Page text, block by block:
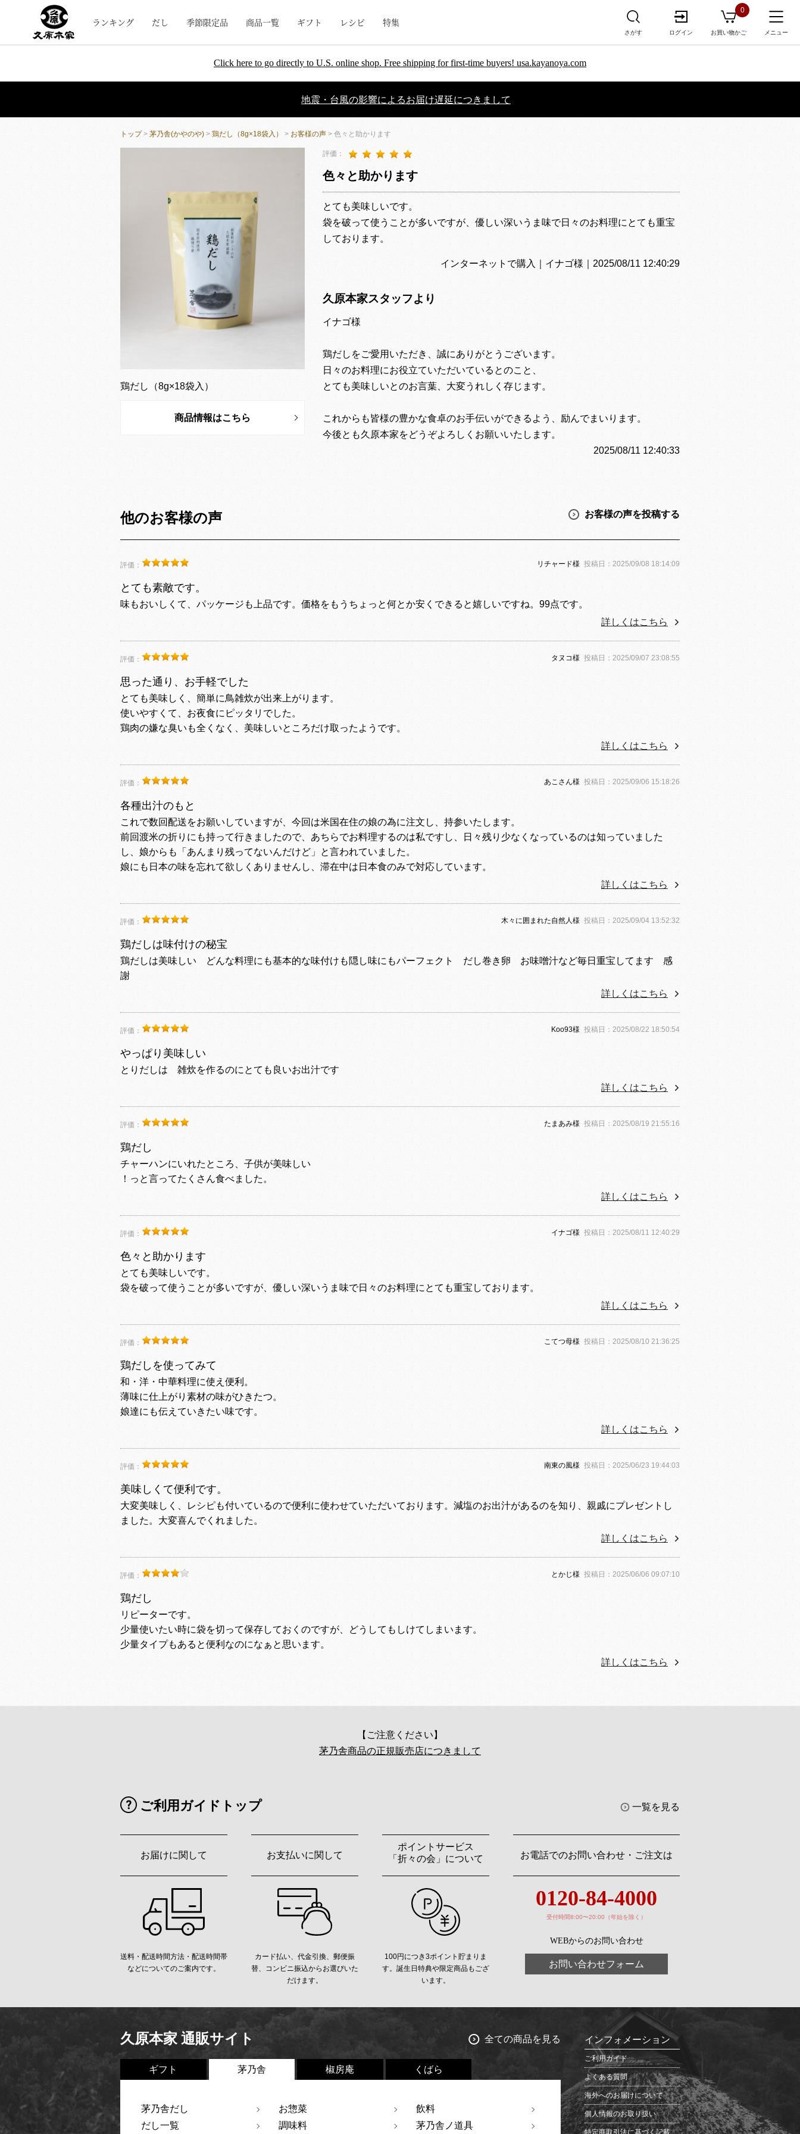
ランキング だし 季節限定品 商品一覧 ギフト レシピ 特集
さがす ログイン お買い物かご
0
メニュー
Click here to go directly to U.S. online shop. Free shipping for first-time buyers! usa.kayanoya.com
地震・台風の影響によるお届け遅延につきまして
トップ> 茅乃舎(かやのや) > 鶏だし（8g×18袋入） > お客様の声 > 色々と助かります
鶏だし（8g×18袋入）
商品情報はこちら
評価：
色々と助かります
とても美味しいです。
袋を破って使うことが多いですが、優しい深いうま味で日々のお料理にとても重宝
しております。
インターネットで購入｜イナゴ様｜2025/08/11 12:40:29
久原本家スタッフより
イナゴ様
鶏だしをご愛用いただき、誠にありがとうございます。
日々のお料理にお役立ていただいているとのこと、
とても美味しいとのお言葉、大変うれしく存じます。
これからも皆様の豊かな食卓のお手伝いができるよう、励んでまいります。
今後とも久原本家をどうぞよろしくお願いいたします。
2025/08/11 12:40:33
他のお客様の声 お客様の声を投稿する
評価： リチャード様 投稿日：2025/09/08 18:14:09
とても素敵です。
味もおいしくて、パッケージも上品です。価格をもうちょっと何とか安くできると嬉しいですね。99点です。
詳しくはこちら
評価： タヌコ様 投稿日：2025/09/07 23:08:55
思った通り、お手軽でした
とても美味しく、簡単に鳥雑炊が出来上がります。
使いやすくて、お夜食にピッタリでした。
鶏肉の嫌な臭いも全くなく、美味しいところだけ取ったようです。
詳しくはこちら
評価： あこさん様 投稿日：2025/09/06 15:18:26
各種出汁のもと
これで数回配送をお願いしていますが、今回は米国在住の娘の為に注文し、持参いたします。
前回渡米の折りにも持って行きましたので、あちらでお料理するのは私ですし、日々残り少なくなっているのは知っていました
し、娘からも「あんまり残ってないんだけど」と言われていました。
娘にも日本の味を忘れて欲しくありませんし、滞在中は日本食のみで対応しています。
詳しくはこちら
評価： 木々に囲まれた自然人様 投稿日：2025/09/04 13:52:32
鶏だしは味付けの秘宝
鶏だしは美味しい どんな料理にも基本的な味付けも隠し味にもパーフェクト だし巻き卵 お味噌汁など毎日重宝してます 感
謝
詳しくはこちら
評価： Koo93様 投稿日：2025/08/22 18:50:54
やっぱり美味しい
とりだしは 雑炊を作るのにとても良いお出汁です
詳しくはこちら
評価： たまあみ様 投稿日：2025/08/19 21:55:16
鶏だし
チャーハンにいれたところ、子供が美味しい
！っと言ってたくさん食べました。
詳しくはこちら
評価： イナゴ様 投稿日：2025/08/11 12:40:29
色々と助かります
とても美味しいです。
袋を破って使うことが多いですが、優しい深いうま味で日々のお料理にとても重宝しております。
詳しくはこちら
評価： こてつ母様 投稿日：2025/08/10 21:36:25
鶏だしを使ってみて
和・洋・中華料理に使え便利。
薄味に仕上がり素材の味がひきたつ。
娘達にも伝えていきたい味です。
詳しくはこちら
評価： 南東の風様 投稿日：2025/06/23 19:44:03
美味しくて便利です。
大変美味しく、レシピも付いているので便利に使わせていただいております。減塩のお出汁があるのを知り、親戚にプレゼントし
ました。大変喜んでくれました。
詳しくはこちら
評価： とかじ様 投稿日：2025/06/06 09:07:10
鶏だし
リピーターです。
少量使いたい時に袋を切って保存しておくのですが、どうしてもしけてしまいます。
少量タイプもあると便利なのになぁと思います。
詳しくはこちら
【ご注意ください】
茅乃舎商品の正規販売店につきまして
ご利用ガイドトップ 一覧を見る
お届けに関して
送料・配送時間方法・配送時間帯
などについてのご案内です。
お支払いに関して
カード払い、代金引換、郵便振
替、コンビニ振込からお選びいた
だけます。
ポイントサービス
「折々の会」について
100円につき3ポイント貯まりま
す。誕生日特典や限定商品もござ
います。
お電話でのお問い合わせ・ご注文は
0120-84-4000
受付時間8:00〜20:00（年始を除く）
WEBからのお問い合わせ
お問い合わせフォーム
久原本家 通販サイト 全ての商品を見る
ギフト 茅乃舎 椒房庵 くばら
茅乃舎だし
だし一覧
お惣菜
調味料
飲料
茅乃舎ノ道具
インフォメーション
ご利用ガイド
よくある質問
海外へのお届けについて
個人情報のお取り扱い
特定商取引法に基づく記載